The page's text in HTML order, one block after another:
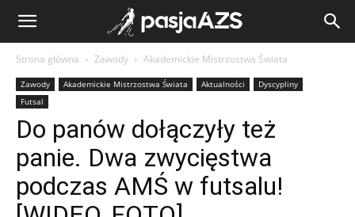
Strona główna Zawody Akademickie Mistrzostwa Świata
Zawody Akademickie Mistrzostwa Świata Aktualności
Dyscypliny
Futsal
Do panów dołączyły też
panie. Dwa zwycięstwa
podczas AMŚ w futsalu!